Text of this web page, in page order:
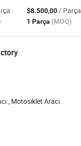
$8.500,00/ Parça
1 Parça (MOQ)
, Motosiklet Aracı